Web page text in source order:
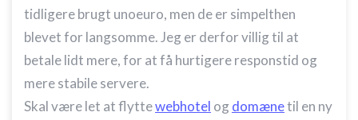
tidligere brugt unoeuro, men de er simpelthen
blevet for langsomme. Jeg er derfor villig til at
betale lidt mere, for at få hurtigere responstid og
mere stabile servere.
Skal være let at flyttewebhotel og domænetil en ny